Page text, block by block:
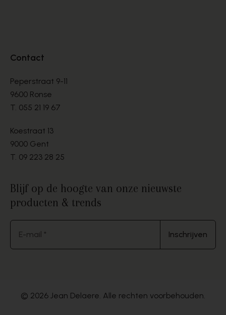
Contact
Peperstraat 9-11
9600 Ronse
T. 055 21 19 67
Koestraat 13
9000 Gent
T. 09 223 28 25
Blijf op de hoogte van onze nieuwste
producten & trends
E-mail * Inschrijven
© 2026 Jean Delaere. Alle rechten voorbehouden.